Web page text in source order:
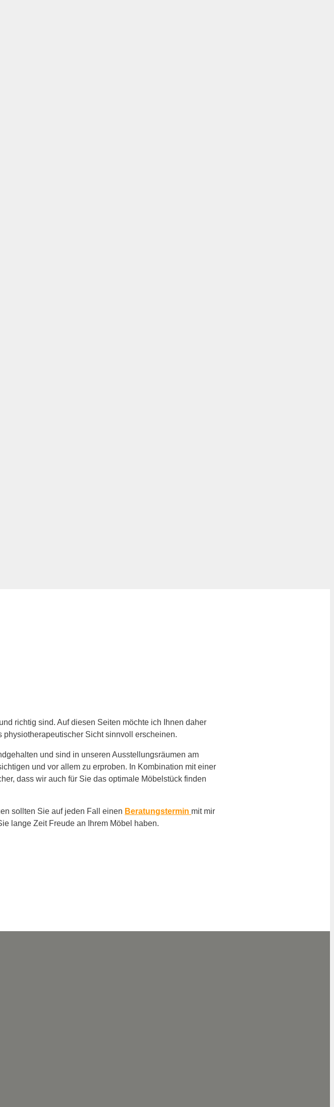
richtig sind. Auf diesen Seiten möchte ich Ihnen daher
Sicht sinnvoll erscheinen.
und sind in unseren Ausstellungsräumen am
und vor allem zu erproben. In Kombination mit einer
dass wir auch für Sie das optimale Möbelstück finden
sollten Sie auf jeden Fall einen Beratungstermin mit mir
lange Zeit Freude an Ihrem Möbel haben.